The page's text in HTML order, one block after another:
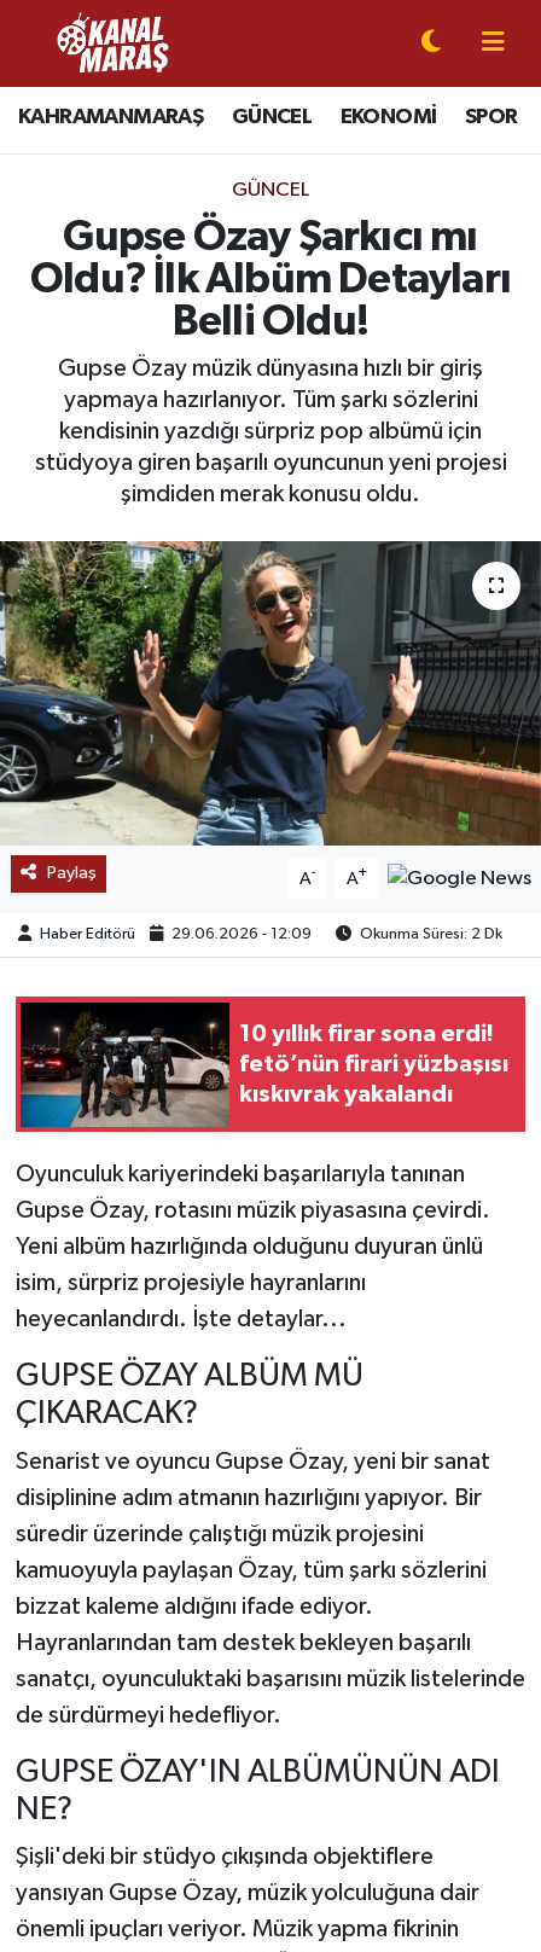
KAHRAMANMARAŞ GÜNCEL EKONOMİ SPOR
GÜNCEL
Gupse Özay Şarkıcı mı
Oldu? İlk Albüm Detayları
Belli Oldu!
Gupse Özay müzik dünyasına hızlı bir giriş
yapmaya hazırlanıyor. Tüm şarkı sözlerini
kendisinin yazdığı sürpriz pop albümü için
stüdyoya giren başarılı oyuncunun yeni projesi
şimdiden merak konusu oldu.
Paylaş A- A+
Haber Editörü 29.06.2026 - 12:09 Okunma Süresi: 2 Dk
10 yıllık firar sona erdi!
fetö’nün firari yüzbaşısı
kıskıvrak yakalandı
Oyunculuk kariyerindeki başarılarıyla tanınan
Gupse Özay, rotasını müzik piyasasına çevirdi.
Yeni albüm hazırlığında olduğunu duyuran ünlü
isim, sürpriz projesiyle hayranlarını
heyecanlandırdı. İşte detaylar...
GUPSE ÖZAY ALBÜM MÜ
ÇIKARACAK?
Senarist ve oyuncu Gupse Özay, yeni bir sanat
disiplinine adım atmanın hazırlığını yapıyor. Bir
süredir üzerinde çalıştığı müzik projesini
kamuoyuyla paylaşan Özay, tüm şarkı sözlerini
bizzat kaleme aldığını ifade ediyor.
Hayranlarından tam destek bekleyen başarılı
sanatçı, oyunculuktaki başarısını müzik listelerinde
de sürdürmeyi hedefliyor.
GUPSE ÖZAY'IN ALBÜMÜNÜN ADI
NE?
Şişli'deki bir stüdyo çıkışında objektiflere
yansıyan Gupse Özay, müzik yolculuğuna dair
önemli ipuçları veriyor. Müzik yapma fikrinin
CANLI YAYIN
KAHRAMANMARAŞ
SPOR
EKONOMİ
GÜNDEM
SAĞLIK
EĞİTİM
BÖLGE
KEŞFET
POPÜLER
DÜNYA
TREND
MEDYA
OTOMOTİV
TEKNOLOJİ
YAŞAM
KÜLTÜR SANAT
Kahramanmaraş Nöbetçi Eczaneler
Kahramanmaraş Hava Durumu
Kahramanmaraş Namaz Vakitleri
Kahramanmaraş Trafik Yoğunluk Haritası
Süper Lig Puan Durumu ve Fikstür
Tüm Manşetler
Son Dakika Haberleri